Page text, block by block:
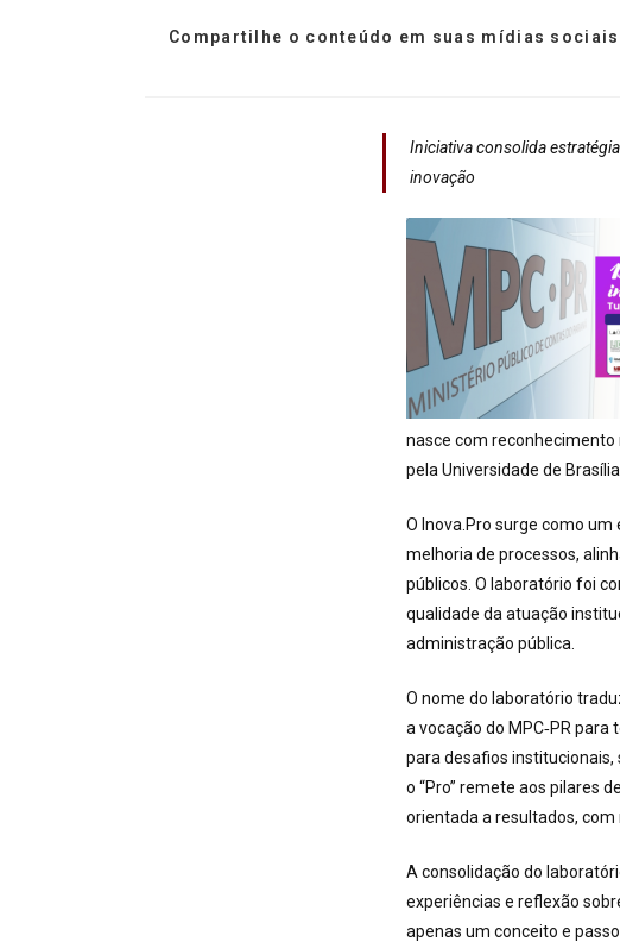
Compartilhe o conteúdo em suas mídias sociais
Iniciativa consolida
inovação
nasce com reconhecimento
pela Universidade de Brasília
O Inova.Pro surge como
melhoria de processos,
públicos. O laboratório foi
qualidade da atuação
administração pública.
O nome do laboratório
a vocação do MPC‑PR
para desafios
o “Pro” remete aos pilares
orientada a resultados, com
A consolidação do
experiências e reflexão
apenas um conceito e